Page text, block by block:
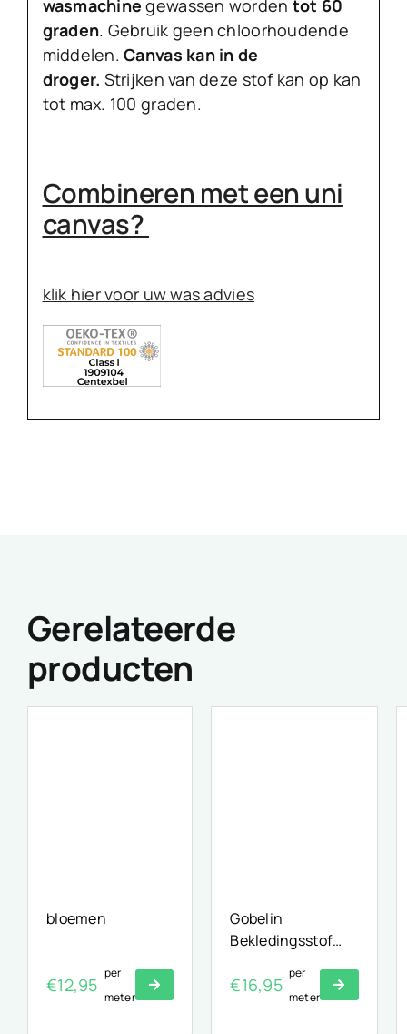
wasmachine gewassen worden tot 60
graden. Gebruik geen chloorhoudende
middelen.Canvas kan in de
droger. Strijken van deze stof kan op kan
tot max. 100 graden.
Combineren met een uni
canvas?
klik hier voor uw was advies
Gerelateerde
producten
bloemen
€12,95
per
meter
Gobelin
Bekledingsstof
€16,95
per
meter